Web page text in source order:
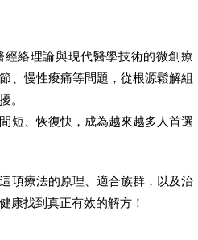
絡理論與現代醫學技術的微創療
、慢性痠痛等問題，從根源鬆解組
。
短、恢復快，成為越來越多人首選
項療法的原理、適合族群，以及治
康找到真正有效的解方！